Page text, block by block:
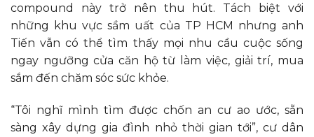
compound này trở nên thu hút. Tách biệt với
những khu vực sầm uất của TP HCM nhưng anh
Tiến vẫn có thể tìm thấy mọi nhu cầu cuộc sống
ngay ngưỡng cửa căn hộ từ làm việc, giải trí, mua
sắm đến chăm sóc sức khỏe.
“Tôi nghĩ mình tìm được chốn an cư ao ước, sẵn
sàng xây dựng gia đình nhỏ thời gian tới”, cư dân